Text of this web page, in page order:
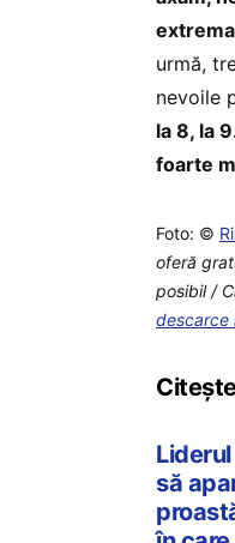
urmă,
nevoile
la 8, la
foarte
Foto: ©
oferă
posibil /
descarce
să